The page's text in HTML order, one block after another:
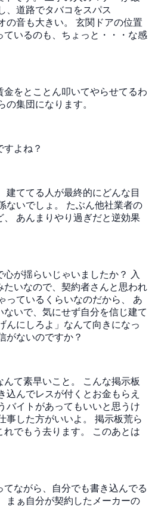
、道路でタバコをスパス
の音も大きい。 玄関ドアの位置
ているのも、ちょっと・・・な感
をとことん叩いてやらせてるわ
の集団になります。
すよね？
建ててる人が最終的にどんな目
ないでしょ。 たぶん他社業者の
、 あんまりやり過ぎだと逆効果
が揺らいじゃいましたか？
入
たいなので、契約者さんと思われ
っているくらいなのだから、 あ
いで、気にせず自分を信じ建て
んにしろよ」なんて向きになっ
がないのですか？
て素早いこと。
こんな掲示板
込んでレスが付くとお金もらえ
バイトがあってもいいと思うけ
事した方がいいよ。 掲示板荒ら
でもう去ります。
このあとは
てながら、自分でも書き込んでる
まぁ自分が契約したメーカーの